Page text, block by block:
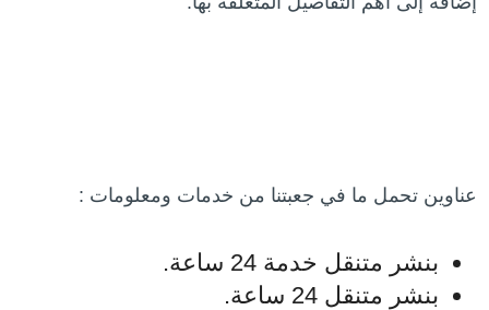
عناوين تحمل ما في جعبتنا من خدمات ومعلومات :
بنشر متنقل خدمة 24 ساعة.
بنشر متنقل 24 ساعة.